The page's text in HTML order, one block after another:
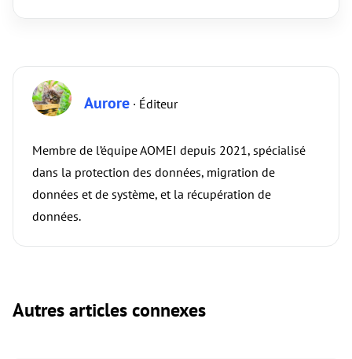
Aurore · Éditeur
Membre de l’équipe AOMEI depuis 2021, spécialisé
dans la protection des données, migration de
données et de système, et la récupération de
données.
Autres articles connexes